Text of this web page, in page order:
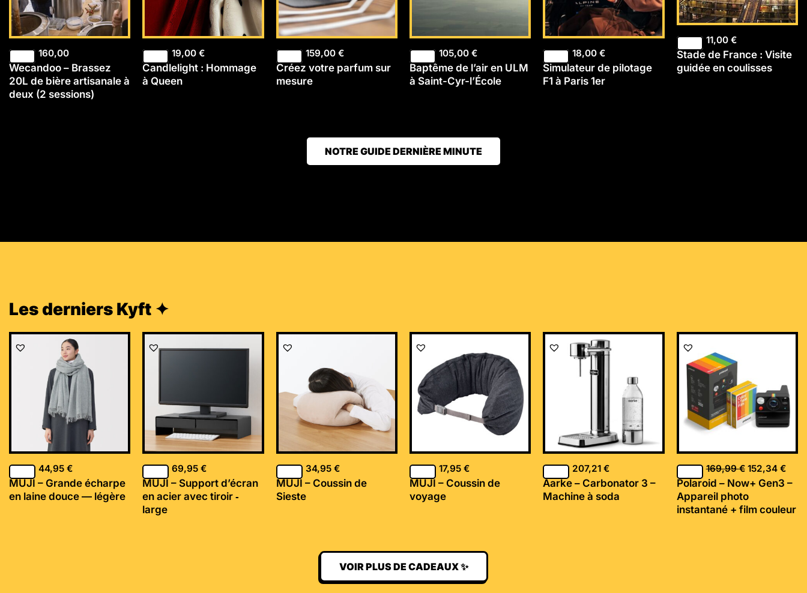
160,00
Wecandoo – Brassez
20L de bière artisanale à
deux (2 sessions)
19,00€
Candlelight : Hommage
à Queen
159,00 €
Créez votre parfum sur
mesure
105,00 €
Baptême de l’air en ULM
à Saint-Cyr-l’École
18,00€
Simulateur de pilotage
F1 à Paris 1er
11,00 €
Stade de France : Visite
guidée en coulisses
NOTRE GUIDE DERNIÈRE MINUTE
Les derniers Kyft ✦
44,95 €
MUJI – Grande écharpe
en laine douce — légère
69,95€
MUJI – Support d’écran
en acier avec tiroir ‐
large
34,95 €
MUJI – Coussin de
Sieste
17,95 €
MUJI – Coussin de
voyage
207,21€
Aarke – Carbonator 3 –
Machine à soda
169,99€
Le
169,99 €.
152,34 €
Le
Polaroid – Now+ Gen3 –
Appareil photo
instantané + film couleur
VOIR PLUS DE CADEAUX ✨